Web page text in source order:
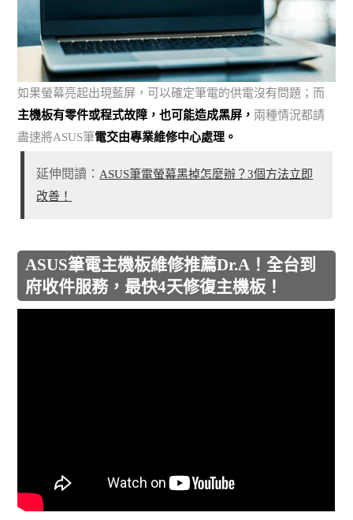
如果螢幕亮起出現藍屏，可以確定筆電的供電沒有問題；而
主機板有零件或程式故障，也可能造成黑屏， 兩種情況都請
盡速將ASUS筆電交由專業維修中心處理。
延伸閱讀： ASUS筆電螢幕黑掉怎麼辦？3個方法立即
改善！
ASUS筆電主機板維修推薦Dr.A！全台到
府收件服務，最快4天修復主機板！